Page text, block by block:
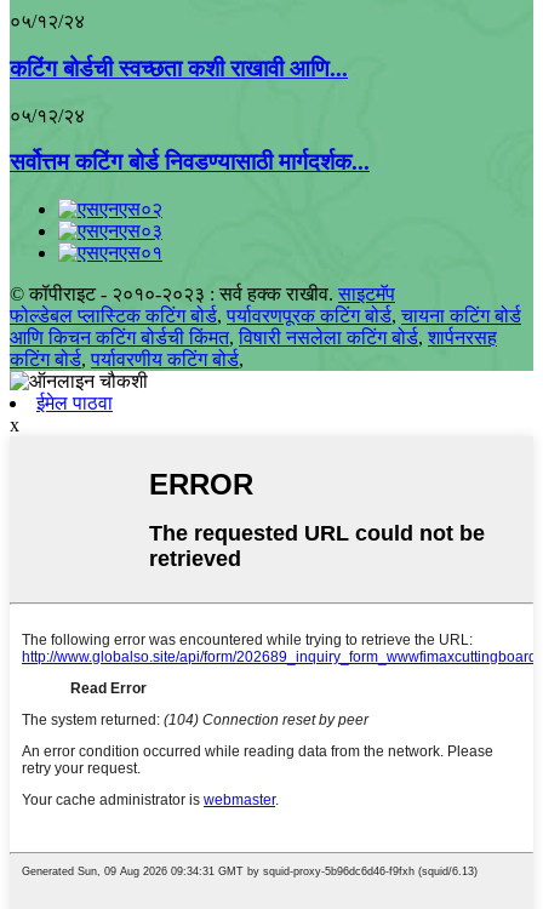
०५/१२/२४
कटिंग बोर्डची स्वच्छता कशी राखावी आणि...
०५/१२/२४
सर्वोत्तम कटिंग बोर्ड निवडण्यासाठी मार्गदर्शक...
© कॉपीराइट - २०१०-२०२३ : सर्व हक्क राखीव. साइटमॅप
फोल्डेबल प्लास्टिक कटिंग बोर्ड,पर्यावरणपूरक कटिंग बोर्ड,चायना कटिंग बोर्ड
आणि किचन कटिंग बोर्डची किंमत,विषारी नसलेला कटिंग बोर्ड,शार्पनरसह
कटिंग बोर्ड,पर्यावरणीय कटिंग बोर्ड,
ईमेल पाठवा
x